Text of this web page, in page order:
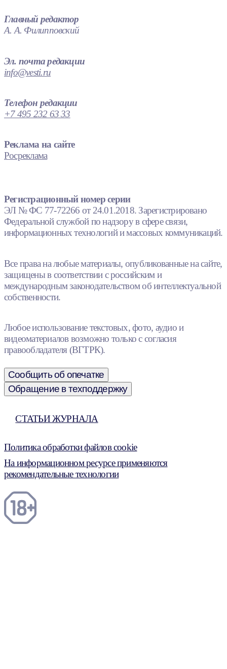
Главный редактор
А. А. Филипповский
Эл. почта редакции
info@vesti.ru
Телефон редакции
+7 495 232 63 33
Реклама на сайте
Росреклама
Регистрационный номер серии
ЭЛ № ФС 77-72266 от 24.01.2018. Зарегистрировано
Федеральной службой по надзору в сфере связи,
информационных технологий и массовых коммуникаций.
Все права на любые материалы, опубликованные на сайте,
защищены в соответствии с российским и
международным законодательством об интеллектуальной
собственности.
Любое использование текстовых, фото, аудио и
видеоматериалов возможно только с согласия
правообладателя (ВГТРК).
Сообщить об опечатке
Обращение в техподдержку
СТАТЬИ ЖУРНАЛА
Политика обработки файлов cookie
На информационном ресурсе применяются
рекомендательные технологии